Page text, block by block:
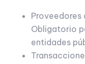
Obligatorio
entidades